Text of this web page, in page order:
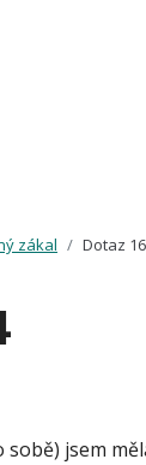
zákal Dotaz
jsem